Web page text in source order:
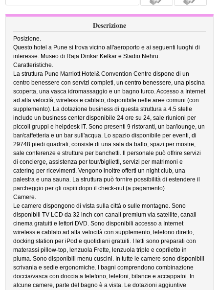
Descrizione
Posizione.
Questo hotel a Pune si trova vicino all'aeroporto e ai seguenti luoghi di
interesse: Museo di Raja Dinkar Kelkar e Stadio Nehru.
Caratteristiche.
La struttura Pune Marriott Hotel& Convention Centre dispone di un
centro benessere con servizi completi, un centro benessere, una piscina
scoperta, una vasca idromassaggio e un bagno turco. Accesso a Internet
ad alta velocità, wireless e cablato, disponibile nelle aree comuni (con
supplemento). La dotazione business di questa struttura a 4.5 stelle
include un business center disponibile 24 ore su 24, sale riunioni per
piccoli gruppi e helpdesk IT. Sono presenti 9 ristoranti, un bar/lounge, un
bar/caffetteria e un bar sull'acqua. Lo spazio disponibile per eventi, di
29748 piedi quadrati, consiste di una sala da ballo, spazi per mostre,
sale conferenze e strutture per banchetti. Il personale può offrire servizi
di concierge, assistenza per tour/biglietti, servizi per matrimoni e
catering per ricevimenti. Vengono inoltre offerti un night club, una
palestra e una sauna. La struttura può fornire possibilità di estendere il
parcheggio per gli ospiti dopo il check-out (a pagamento).
Camere.
Le camere dispongono di vista sulla città o sulle montagne. Sono
disponibili TV LCD da 32 inch con canali premium via satellite, canali
cinema gratuiti e lettori DVD. Sono disponibili accesso a Internet
wireless e cablato ad alta velocità con supplemento, telefono diretto,
docking station per iPod e quotidiani gratuiti. I letti sono preparati con
materassi pillow-top, lenzuola Frette, lenzuola triple e copriletto in
piuma. Sono disponibili menu cuscini. In tutte le camere sono disponibili
scrivania e sedie ergonomiche. I bagni comprendono combinazione
doccia/vasca con doccia a telefono, telefoni, bilance e accappatoi. In
alcune camere, parte del bagno è a vista. Le dotazioni aggiuntive